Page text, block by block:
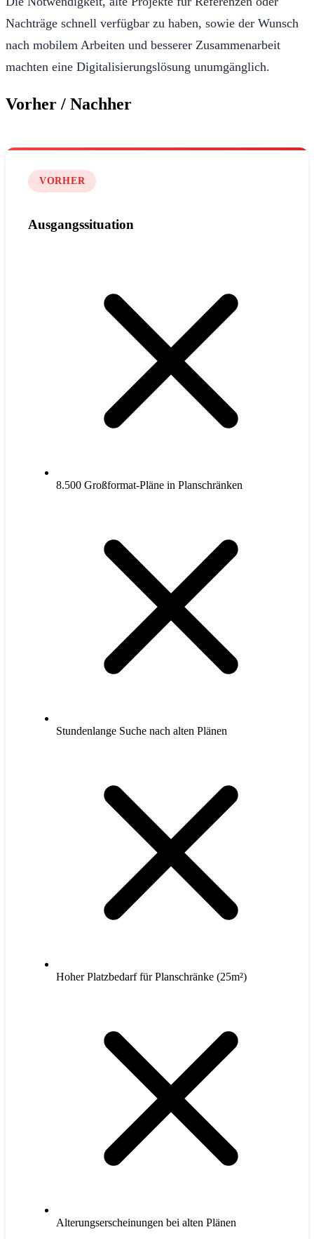
Nachträge schnell verfügbar zu haben, sowie der Wunsch
nach mobilem Arbeiten und besserer Zusammenarbeit
machten eine Digitalisierungslösung unumgänglich.
Vorher / Nachher
VORHER
Ausgangssituation
8.500 Großformat-Pläne in Planschränken
Stundenlange Suche nach alten Plänen
Hoher Platzbedarf für Planschränke (25m²)
Alterungserscheinungen bei alten Plänen